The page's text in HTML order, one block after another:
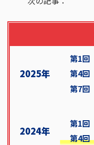
2025年
第1回
第4回
第7回
2024年
第1回
第4回